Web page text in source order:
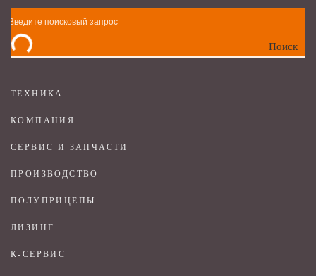
ТЕХНИКА
КОМПАНИЯ
СЕРВИС И ЗАПЧАСТИ
ПРОИЗВОДСТВО
ПОЛУПРИЦЕПЫ
ЛИЗИНГ
К-СЕРВИС
Поиск